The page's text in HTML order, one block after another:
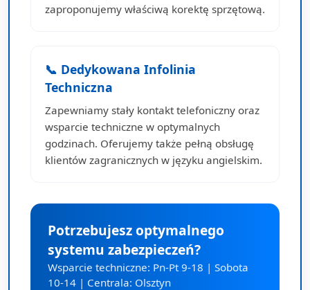
zaproponujemy właściwą korektę sprzętową.
📞 Dedykowana Infolinia
Techniczna
Zapewniamy stały kontakt telefoniczny oraz
wsparcie techniczne w optymalnych
godzinach. Oferujemy także pełną obsługę
klientów zagranicznych w języku angielskim.
Potrzebujesz optymalnego
systemu zabezpieczeń?
Wsparcie techniczne: Pn-Pt 9-18 | Sobota
10-14 | Centrala: Olsztyn